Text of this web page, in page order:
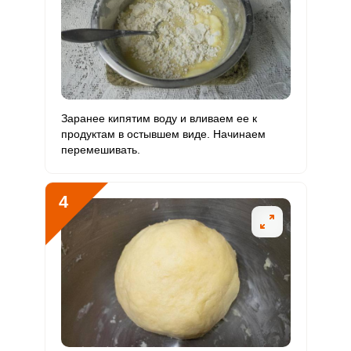
Натрий 469.6 мг 1300 мг 10.7
Сера 238.6 мг 500 мг 14.1 11.9
Фосфор 280 мг 800 мг 10.4 8.7
Хлор 722.7 мг 2300 мг 9.3
Алюминий
Железо
Йод 150 мкг 2.3
Кобальт 8.9 мкг 22.1
70 мкг 0
1.2 мкг 2 мкг 17.1 14.5
Заранее кипятим воду и вливаем ее к
продуктам в остывшем виде. Начинаем
перемешивать.
4